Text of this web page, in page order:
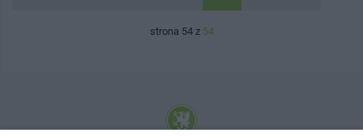
strona 54 z 54